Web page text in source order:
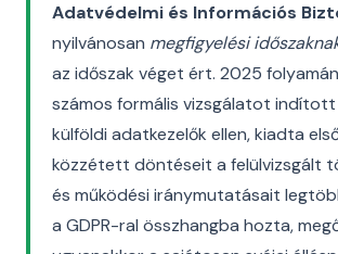
Adatvédelmi és Információs
nyilvánosan megfigyelési
az időszak véget ért. 2025 folyamán
számos formális vizsgálatot indított
külföldi adatkezelők ellen, kiadta
közzétett döntéseit a felülvizsgált
és működési iránymutatásait
a GDPR-ral összhangba hozta,